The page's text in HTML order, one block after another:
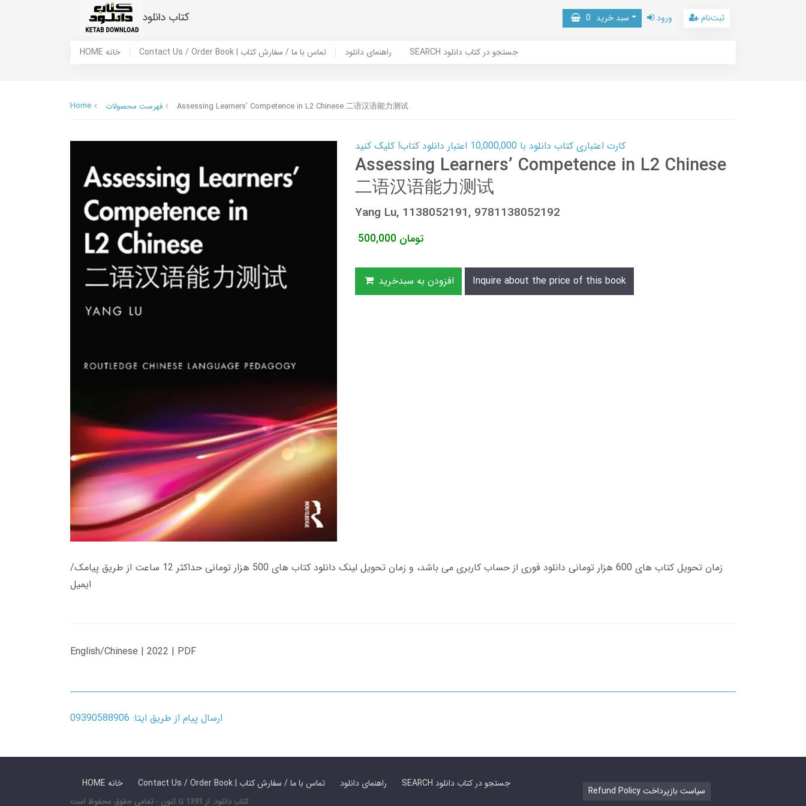
کتاب دانلود سبد خرید 0 ورود ثبت‌نام
HOME خانه Contact Us / Order Book | تماس با ما / سفارش کتاب راهنمای دانلود SEARCH جستجو در کتاب دانلود
Home فهرست محصولات Assessing Learners’ Competence in L2 Chinese 二语汉语能力测试
کارت اعتباری کتاب دانلود با 10,000,000 اعتبار دانلود کتاب! کلیک کنید
Assessing Learners’ Competence in L2 Chinese
二语汉语能力测试
Yang Lu, 1138052191, 9781138052192
500,000 تومان
افزودن به سبدخرید Inquire about the price of this book
زمان تحویل کتاب های 600 هزار تومانی دانلود فوری از حساب کاربری می باشد، و زمان تحویل لینک دانلود کتاب های 500 هزار تومانی حداکثر 12 ساعت از طریق پیامک/
ایمیل
English/Chinese | 2022 | PDF
ارسال پیام از طریق ایتا: 09390588906
HOME خانه Contact Us / Order Book | تماس با ما / سفارش کتاب راهنمای دانلود SEARCH جستجو در کتاب دانلود
کتاب دانلود: از 1391 تا کنون - تمامی حقوق محفوظ است
Refund Policy سیاست بازپرداخت